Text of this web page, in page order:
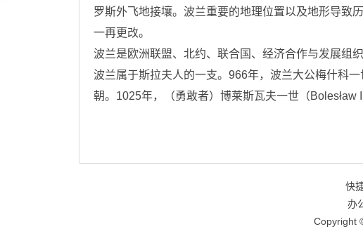
罗斯外飞地接壤。波兰重要的地理位置以及地形导致
一再更改。
波兰是欧洲联盟、北约、联合国、经济合作与发展组
波兰属于斯拉夫人的一支。966年，波兰大公梅什科
朝。1025年，（勇敢者）博莱斯瓦夫一世（Bolesław
快
办
Copyright